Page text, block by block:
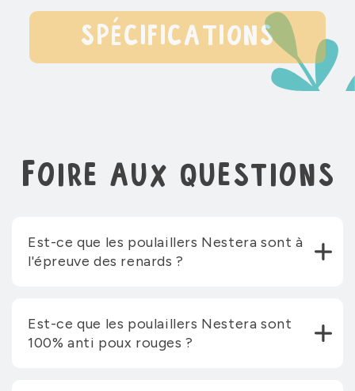
SPÉCIFICATIONS
Foire aux questions
Est-ce que les poulaillers Nestera sont à
l'épreuve des renards ?
Est-ce que les poulaillers Nestera sont
100% anti poux rouges ?